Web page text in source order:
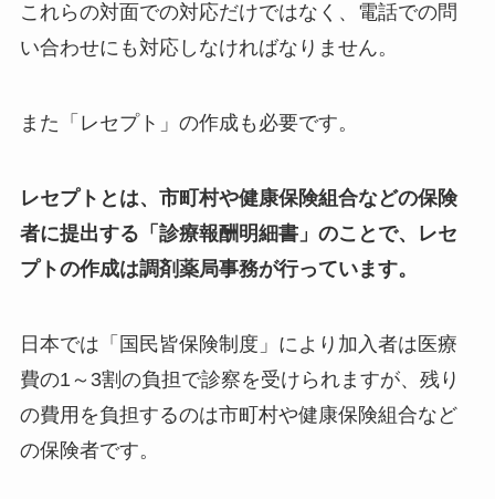
これらの対面での対応だけではなく、電話での問
い合わせにも対応しなければなりません。
また「レセプト」の作成も必要です。
レセプトとは、市町村や健康保険組合などの保険
者に提出する「診療報酬明細書」のことで、レセ
プトの作成は調剤薬局事務が行っています。
日本では「国民皆保険制度」により加入者は医療
費の1～3割の負担で診察を受けられますが、残り
の費用を負担するのは市町村や健康保険組合など
の保険者です。